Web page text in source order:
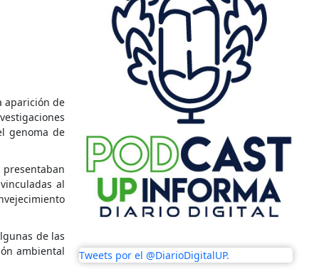
aparición de
genoma de
al
de las
ambiental
Tweets por el @DiarioDigitalUP.